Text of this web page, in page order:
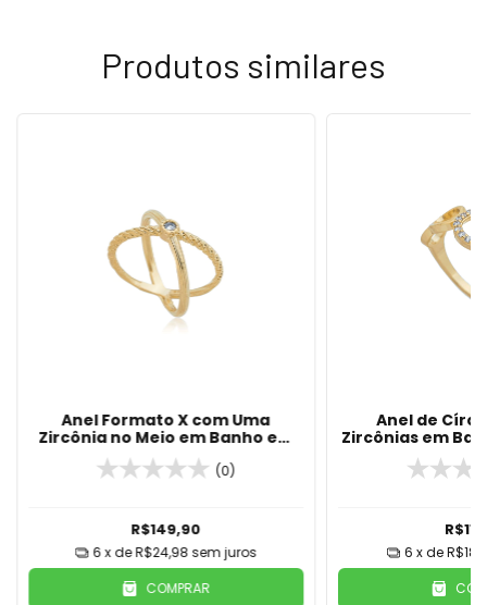
Produtos similares
Anel Formato X com Uma
Zircônia no Meio em Banho em
Ouro 18k
(0)
R$149,90
6x deR$24,98 sem juros
COMPRAR
Anel de
Zircônias em
6 x de